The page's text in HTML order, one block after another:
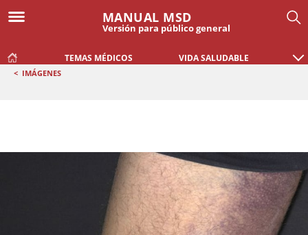
MANUAL MSD
Versión para público general
TEMAS MÉDICOS VIDA SALUDABLE
< IMÁGENES